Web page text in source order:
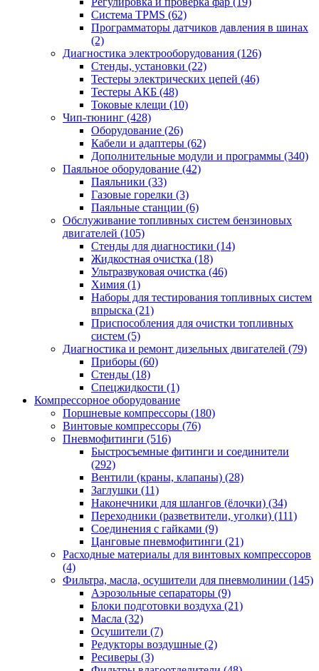
Система TPMS (62)
Программаторы датчиков давления в шинах
(2)
Диагностика электрооборудования (126)
Стенды, установки (22)
Тестеры электрических цепей (46)
Тестеры АКБ (48)
Токовые клещи (10)
Чип-тюнинг (428)
Оборудование (26)
Кабели и адаптеры (62)
Дополнительные модули и программы (340)
Паяльное оборудование (42)
Паяльники (33)
Газовые горелки (3)
Паяльные станции (6)
Обслуживание топливных систем бензиновых
двигателей (105)
Стенды для диагностики (14)
Жидкостная очистка (18)
Ультразвуковая очистка (46)
Химия (1)
Наборы для тестирования топливных систем
впрыска (21)
Приспособления для очистки топливных
систем (5)
Диагностика и ремонт дизельных двигателей (79)
Приборы (60)
Стенды (18)
Спецжидкости (1)
Компрессорное оборудование
Поршневые компрессоры (180)
Винтовые компрессоры (76)
Пневмофитинги (516)
Быстросъемные фитинги и соединители
(292)
Вентили (краны, клапаны) (28)
Заглушки (11)
Наконечники для шлангов (ёлочки) (34)
Переходники (разветвители, уголки) (111)
Соединения с гайками (9)
Цанговые пневмофитинги (21)
Расходные материалы для винтовых компрессоров
(4)
Фильтра, масла, осушители для пневмолинии (145)
Аэрозольные сепараторы (9)
Блоки подготовки воздуха (21)
Масла (32)
Осушители (7)
Редукторы воздушные (2)
Ресиверы (3)